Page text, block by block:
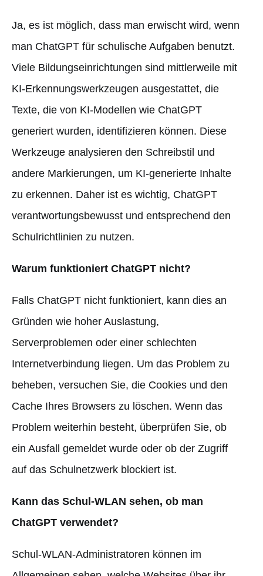
Ja, es ist möglich, dass man erwischt wird, wenn
man ChatGPT für schulische Aufgaben benutzt.
Viele Bildungseinrichtungen sind mittlerweile mit
KI-Erkennungswerkzeugen ausgestattet, die
Texte, die von KI-Modellen wie ChatGPT
generiert wurden, identifizieren können. Diese
Werkzeuge analysieren den Schreibstil und
andere Markierungen, um KI-generierte Inhalte
zu erkennen. Daher ist es wichtig, ChatGPT
verantwortungsbewusst und entsprechend den
Schulrichtlinien zu nutzen.
Warum funktioniert ChatGPT nicht?
Falls ChatGPT nicht funktioniert, kann dies an
Gründen wie hoher Auslastung,
Serverproblemen oder einer schlechten
Internetverbindung liegen. Um das Problem zu
beheben, versuchen Sie, die Cookies und den
Cache Ihres Browsers zu löschen. Wenn das
Problem weiterhin besteht, überprüfen Sie, ob
ein Ausfall gemeldet wurde oder ob der Zugriff
auf das Schulnetzwerk blockiert ist.
Kann das Schul-WLAN sehen, ob man
ChatGPT verwendet?
Schul-WLAN-Administratoren können im